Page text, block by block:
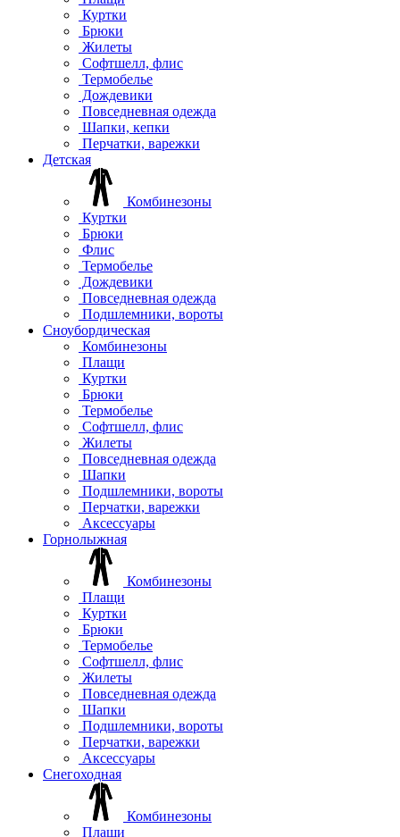
Куртки
Брюки
Жилеты
Софтшелл, флис
Термобелье
Дождевики
Повседневная одежда
Шапки, кепки
Перчатки, варежки
Детская
Комбинезоны
Куртки
Брюки
Флис
Термобелье
Дождевики
Повседневная одежда
Подшлемники, вороты
Сноубордическая
Комбинезоны
Плащи
Куртки
Брюки
Термобелье
Софтшелл, флис
Жилеты
Повседневная одежда
Шапки
Подшлемники, вороты
Перчатки, варежки
Аксессуары
Горнолыжная
Комбинезоны
Плащи
Куртки
Брюки
Термобелье
Софтшелл, флис
Жилеты
Повседневная одежда
Шапки
Подшлемники, вороты
Перчатки, варежки
Аксессуары
Снегоходная
Комбинезоны
Плащи